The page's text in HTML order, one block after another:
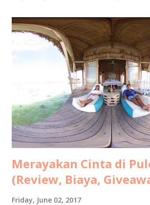
Merayakan Cinta di
(Review, Biaya,
Friday, June 02, 2017